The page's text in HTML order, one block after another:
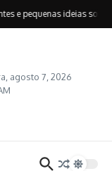
e pequenas ideias sobre
agosto 7, 2026